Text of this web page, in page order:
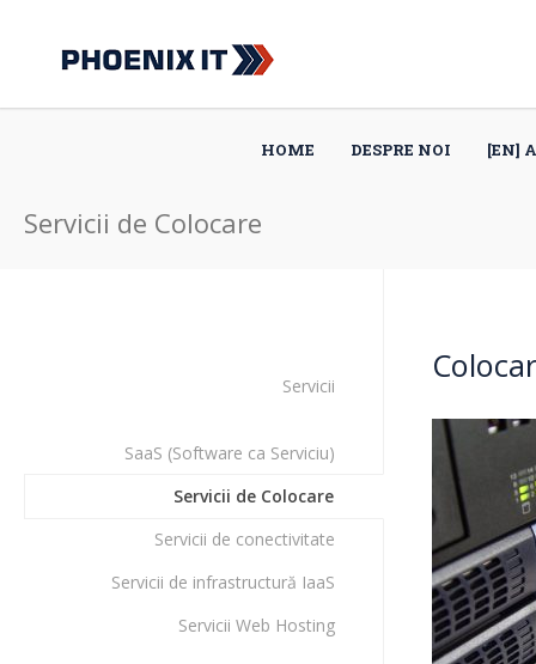
HOME DESPRE NOI [EN]
Servicii de Colocare
Servicii
SaaS (Software ca Serviciu)
Servicii de Colocare
Servicii de conectivitate
Servicii de infrastructură IaaS
Servicii Web Hosting